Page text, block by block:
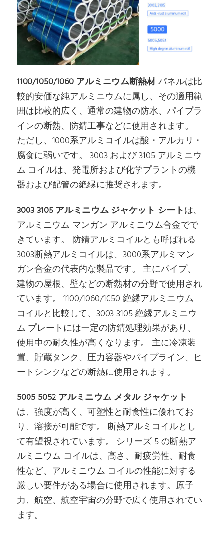
1100/1050/1060 アルミニウム断熱材パネルは比
較的安価な純アルミニウムに属し、その適用範
囲は比較的広く、通常の建物の防水、パイプラ
インの断熱、防錆工事などに使用されます。
ただし、1000系アルミコイルは酸・アルカリ・
腐食に弱いです。 3003 および 3105 アルミニウ
ム コイルは、発電所および化学プラントの機
器および配管の絶縁に推奨されます。
3003 3105 アルミニウム ジャケット シートは、
アルミニウム マンガン アルミニウム合金でで
きています。 防錆アルミコイルとも呼ばれる
3003断熱アルミコイルは、3000系アルミマン
ガン合金の代表的な製品です。 主にパイプ、
建物の屋根、壁などの断熱材の分野で使用され
ています。 1100/1060/1050 絶縁アルミニウム
コイルと比較して、3003 3105 絶縁アルミニウ
ム プレートには一定の防錆処理効果があり、
使用中の耐久性が高くなります。 主に冷凍装
置、貯蔵タンク、圧力容器やパイプライン、ヒ
ートシンクなどの断熱に使用されます。
5005 5052 アルミニウム メタル ジャケット
は、強度が高く、可塑性と耐食性に優れてお
り、溶接が可能です。 断熱アルミコイルとし
て有望視されています。 シリーズ 5 の断熱ア
ルミニウム コイルは、高さ、耐疲労性、耐食
性など、アルミニウム コイルの性能に対する
厳しい要件がある場合に使用されます。原子
力、航空、航空宇宙の分野で広く使用されてい
ます。